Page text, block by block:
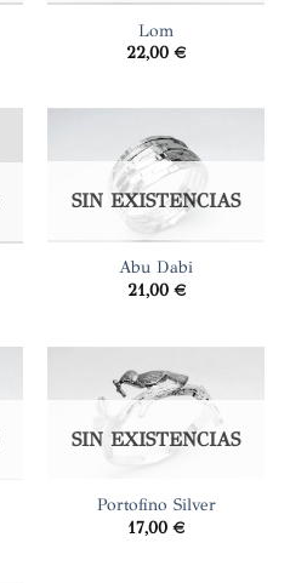
Lom
22,00 €
SIN EXISTENCIAS
Abu Dabi
21,00 €
SIN EXISTENCIAS
Portofino Silver
17,00 €